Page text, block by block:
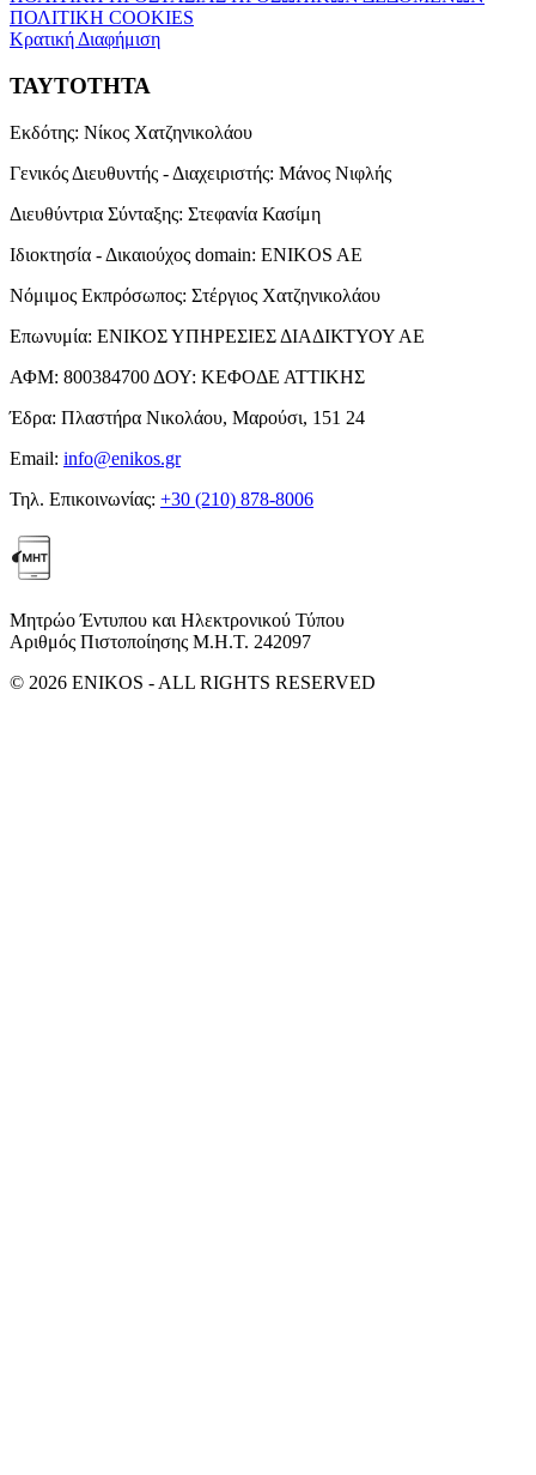
ΠΟΛΙΤΙΚΗ COOKIES
Κρατική Διαφήμιση
ΤΑΥΤΟΤΗΤΑ
Εκδότης: Νίκος Χατζηνικολάου
Γενικός Διευθυντής - Διαχειριστής: Μάνος Νιφλής
Διευθύντρια Σύνταξης: Στεφανία Κασίμη
Ιδιοκτησία - Δικαιούχος domain: ENIKOS AE
Νόμιμος Εκπρόσωπος: Στέργιος Χατζηνικολάου
Επωνυμία: ΕΝΙΚΟΣ ΥΠΗΡΕΣΙΕΣ ΔΙΑΔΙΚΤΥΟΥ ΑΕ
ΑΦΜ: 800384700 ΔΟΥ: ΚΕΦΟΔΕ ΑΤΤΙΚΗΣ
Έδρα: Πλαστήρα Νικολάου, Μαρούσι, 151 24
Email: info@enikos.gr
Τηλ. Επικοινωνίας: +30 (210) 878-8006
Μητρώο Έντυπου και Ηλεκτρονικού Τύπου
Αριθμός Πιστοποίησης Μ.Η.Τ. 242097
© 2026 ENIKOS - ALL RIGHTS RESERVED